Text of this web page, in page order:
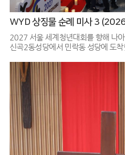
WYD 상징물 순례 미사 3
2027 서울 세계청년대회를 향해 나
신곡2동성당에서 민락동 성당에 도착했습니다. 저
전을 채운 청년들과 교우분들의 떼
동 성당 공동체 의 영적인 힘을 채워주는 시간이었습니다. 함께 마
음 모아 준비하고, 기도해 주신 모든
음날 민락동성당에서 다음순례지인
습니다.^^ 특별히 WYD 분과와 청소년분과(청년회, 마태오
회), 남성총구역에도 깊이 감사드립니